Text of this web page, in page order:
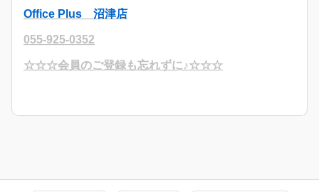
Office Plus 沼津店
055-925-0352
☆☆☆会員のご登録も忘れずに♪☆☆☆